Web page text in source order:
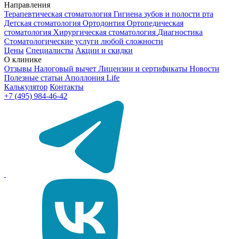
Направления
Терапевтическая стоматология Гигиена зубов и полости рта
Детская стоматология Ортодонтия Ортопедическая
стоматология Хирургическая стоматология Диагностика
Стоматологические услуги любой сложности
Цены Специалисты Акции и скидки
О клинике
Отзывы Налоговый вычет Лицензии и сертификаты Новости
Полезные статьи Аполлония Life
Калькулятор Контакты
+7 (495) 984-46-42